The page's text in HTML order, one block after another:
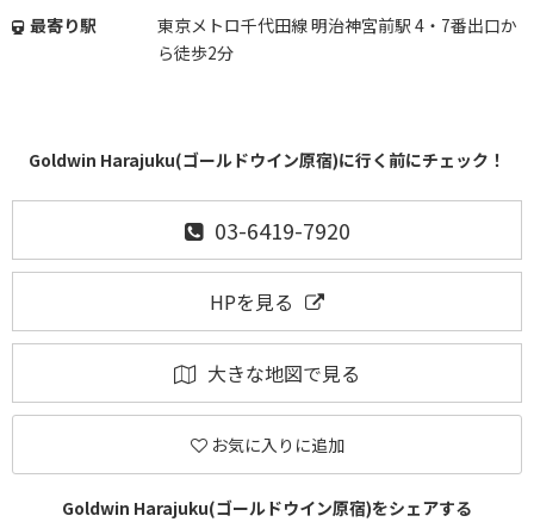
最寄り駅
東京メトロ千代田線 明治神宮前駅 4・7番出口か
ら徒歩2分
Goldwin Harajuku(ゴールドウイン原宿)に行く前にチェック！
03-6419-7920
HPを見る
大きな地図で見る
お気に入りに追加
Goldwin Harajuku(ゴールドウイン原宿)をシェアする